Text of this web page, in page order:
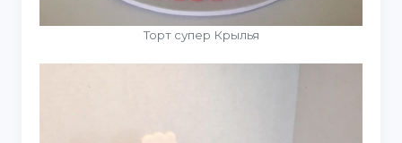
Торт супер Крылья